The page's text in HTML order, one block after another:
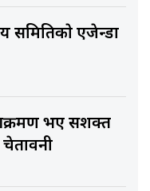
समितिकाे एजेन्डा
भए सशक्त
चेतावनी